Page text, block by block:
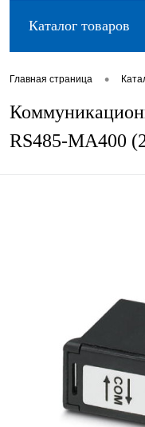
Каталог товаров
Главная страница •
RS485-MA400